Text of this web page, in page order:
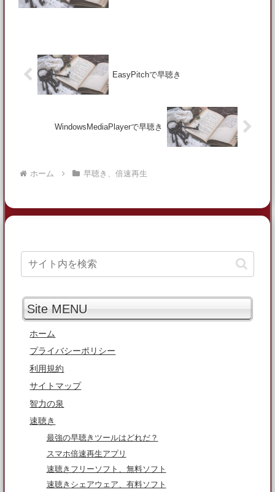
EasyPitchで早聴き
WindowsMediaPlayerで早聴き
ホーム 早聴き、倍速再生
Site MENU
ホーム
プライバシーポリシー
利用規約
サイトマップ
智力の泉
速聴き
最強の早聴きツールはどれだ？
スマホ倍速再生アプリ
速聴きフリーソフト、無料ソフト
速聴きシェアウェア、有料ソフト